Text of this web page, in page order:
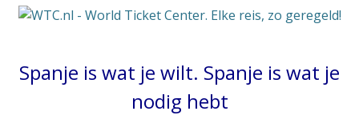
Spanje is wat je wilt. Spanje is wat je
nodig hebt